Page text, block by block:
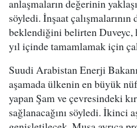
anlaşmaların değerinin
söyledi. İnşaat
beklendiğini belirten Duveyc,
yıl içinde tamamlamak için
Suudi Arabistan Enerji
aşamada ülkenin en büyük
yapan Şam ve çevresindeki
sağlanacağını söyledi. İkinci